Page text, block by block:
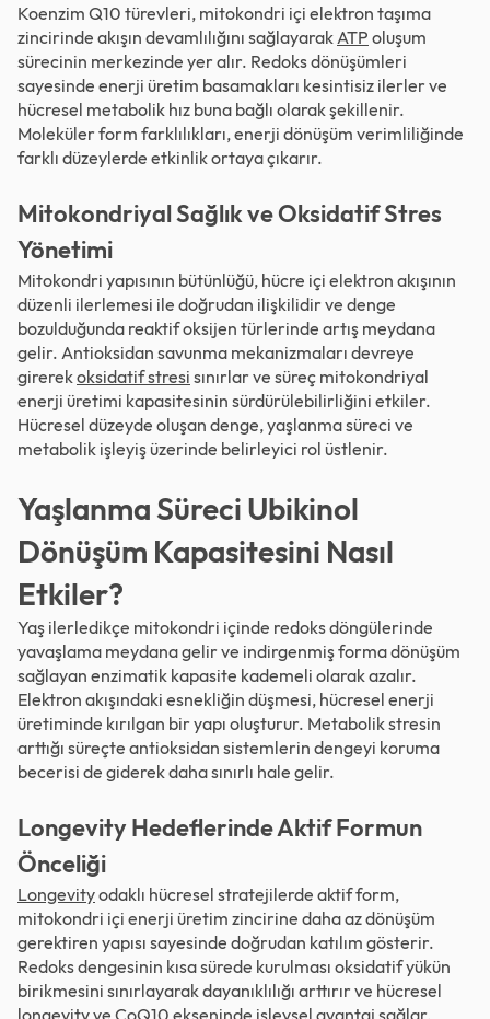
Koenzim Q10 türevleri, mitokondri içi elektron taşıma
zincirinde akışın devamlılığını sağlayarak ATP oluşum
sürecinin merkezinde yer alır. Redoks dönüşümleri
sayesinde enerji üretim basamakları kesintisiz ilerler ve
hücresel metabolik hız buna bağlı olarak şekillenir.
Moleküler form farklılıkları, enerji dönüşüm verimliliğinde
farklı düzeylerde etkinlik ortaya çıkarır.
Mitokondriyal Sağlık ve Oksidatif Stres
Yönetimi
Mitokondri yapısının bütünlüğü, hücre içi elektron akışının
düzenli ilerlemesi ile doğrudan ilişkilidir ve denge
bozulduğunda reaktif oksijen türlerinde artış meydana
gelir. Antioksidan savunma mekanizmaları devreye
girerekoksidatif stresi sınırlar ve süreç mitokondriyal
enerji üretimi kapasitesinin sürdürülebilirliğini etkiler.
Hücresel düzeyde oluşan denge, yaşlanma süreci ve
metabolik işleyiş üzerinde belirleyici rol üstlenir.
Yaşlanma Süreci Ubikinol
Dönüşüm Kapasitesini Nasıl
Etkiler?
Yaş ilerledikçe mitokondri içinde redoks döngülerinde
yavaşlama meydana gelir ve indirgenmiş forma dönüşüm
sağlayan enzimatik kapasite kademeli olarak azalır.
Elektron akışındaki esnekliğin düşmesi, hücresel enerji
üretiminde kırılgan bir yapı oluşturur. Metabolik stresin
arttığı süreçte antioksidan sistemlerin dengeyi koruma
becerisi de giderek daha sınırlı hale gelir.
Longevity Hedeflerinde Aktif Formun
Önceliği
Longevityodaklı hücresel stratejilerde aktif form,
mitokondri içi enerji üretim zincirine daha az dönüşüm
gerektiren yapısı sayesinde doğrudan katılım gösterir.
Redoks dengesinin kısa sürede kurulması oksidatif yükün
birikmesini sınırlayarak dayanıklılığı arttırır ve hücresel
longevity ve CoQ10 ekseninde işlevsel avantaj sağlar.